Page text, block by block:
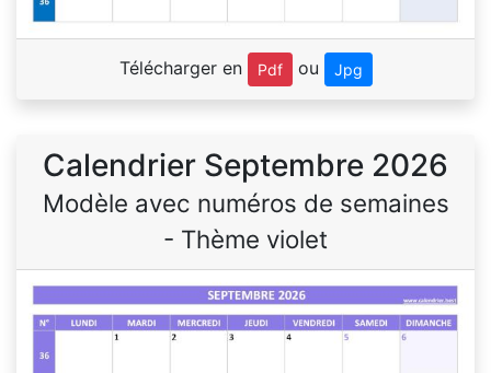
Télécharger en Pdf ou Jpg
Calendrier Septembre 2026
Modèle avec numéros de semaines
- Thème violet